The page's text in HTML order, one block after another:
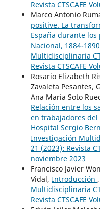
Revista CTSCAFE
Marco Antonio
positive. La
España durante
Nacional, 1884-1890
Multidisciplinaria
Revista CTSCAFE
Rosario Elizabeth
Zavaleta Pesantes,
Ana María Soto
Relación entre los
en trabajadores
Hospital Sergio
Investigación
21 (2023): Revista
noviembre 2023
Francisco Javier
Vidal, Introducción ,
Multidisciplinaria
Revista CTSCAFE